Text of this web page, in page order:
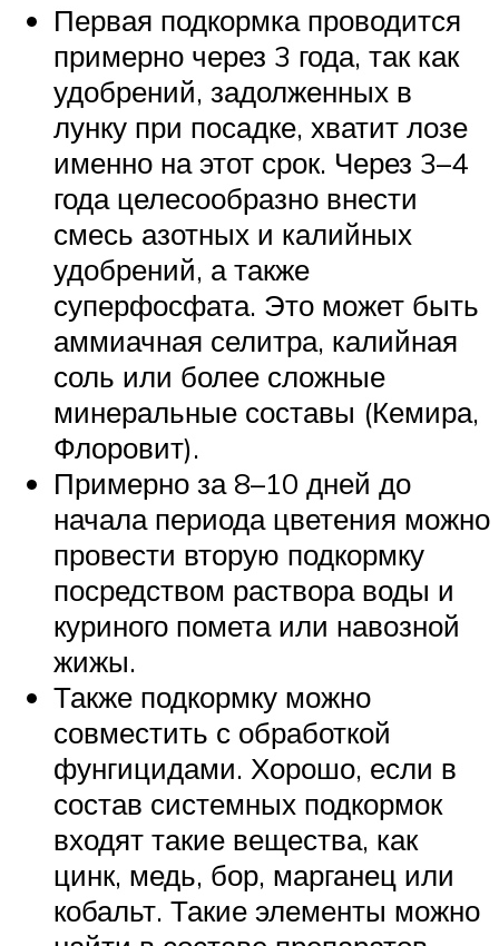
Первая подкормка проводится
примерно через 3 года, так как
удобрений, задолженных в
лунку при посадке, хватит лозе
именно на этот срок. Через 3–4
года целесообразно внести
смесь азотных и калийных
удобрений, а также
суперфосфата. Это может быть
аммиачная селитра, калийная
соль или более сложные
минеральные составы (Кемира,
Флоровит).
Примерно за 8–10 дней до
начала периода цветения можно
провести вторую подкормку
посредством раствора воды и
куриного помета или навозной
жижы.
Также подкормку можно
совместить с обработкой
фунгицидами. Хорошо, если в
состав системных подкормок
входят такие вещества, как
цинк, медь, бор, марганец или
кобальт. Такие элементы можно